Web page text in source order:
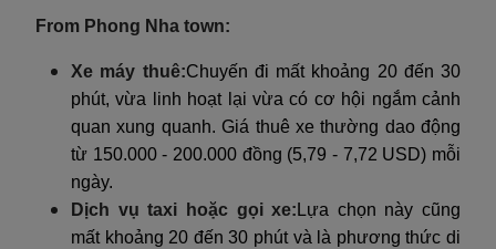
From Phong Nha town:
Xe máy thuê:Chuyến đi mất khoảng 20 đến 30
phút, vừa linh hoạt lại vừa có cơ hội ngắm cảnh
quan xung quanh. Giá thuê xe thường dao động
từ 150.000 - 200.000 đồng (5,79 - 7,72 USD) mỗi
ngày.
Dịch vụ taxi hoặc gọi xe: Lựa chọn này cũng
mất khoảng 20 đến 30 phút và là phương thức di